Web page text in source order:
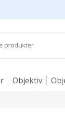
Objektiv